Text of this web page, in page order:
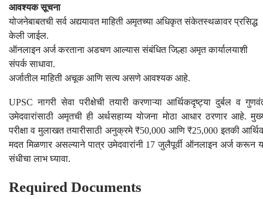
आवश्यक सूचना
योजनेबाबतची सर्व अद्ययावत माहिती अमृतच्या अधिकृत संकेतस्थळावर प्रसिद्ध
केली जाईल.
ऑनलाइन अर्ज करताना अडचण आल्यास संबंधित जिल्हा अमृत कार्यालयाशी
संपर्क साधावा.
अर्जातील माहिती अचूक आणि सत्य असणे आवश्यक आहे.
UPSC नागरी सेवा परीक्षेची तयारी करणाऱ्या आर्थिकदृष्ट्या दुर्बल व
उमेदवारांसाठी अमृतची ही अर्थसहाय्य योजना मोठा आधार ठरणार आहे.
परीक्षा व मुलाखत तयारीसाठी अनुक्रमे ₹50,000 आणि ₹25,000 इतकी
मदत मिळणार असल्याने पात्र उमेदवारांनी 17 जुलैपूर्वी ऑनलाइन अर्ज करून
संधीचा लाभ घ्यावा.
Required Documents